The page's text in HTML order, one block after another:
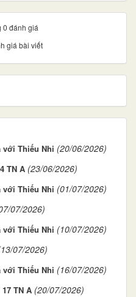
0 đánh giá
giá bài viết
với Thiếu Nhi (20/06/2026)
TN A (23/06/2026)
với Thiếu Nhi (01/07/2026)
07/2026)
với Thiếu Nhi (10/07/2026)
07/2026)
với Thiếu Nhi (16/07/2026)
TN A (20/07/2026)